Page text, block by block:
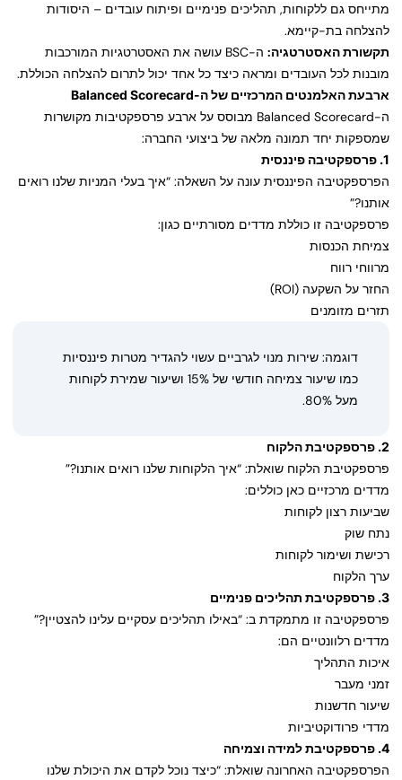
מתייחס גם ללקוחות, תהליכים פנימיים ופיתוח עובדים – היסודות
להצלחה בת-קיימא.
תקשורת האסטרטגיה:
ה-BSC עושה את האסטרטגיות המורכבות
מובנות לכל העובדים ומראה כיצד כל אחד יכול לתרום להצלחה הכוללת.
ארבעת האלמנטים המרכזיים של ה-Balanced Scorecard
ה-Balanced Scorecard מבוסס על ארבע פרספקטיבות מקושרות
שמספקות יחד תמונה מלאה של ביצועי החברה:
1. פרספקטיבה פיננסית
הפרספקטיבה הפיננסית עונה על השאלה: “איך בעלי המניות שלנו רואים
אותנו?”
פרספקטיבה זו כוללת מדדים מסורתיים כגון:
צמיחת הכנסות
מרווחי רווח
החזר על השקעה (ROI)
תזרים מזומנים
דוגמה: שירות מנוי לגרביים עשוי להגדיר מטרות פיננסיות
כמו שיעור צמיחה חודשי של 15% ושיעור שמירת לקוחות
מעל 80%.
2. פרספקטיבת הלקוח
פרספקטיבת הלקוח שואלת: “איך הלקוחות שלנו רואים אותנו?”
מדדים מרכזיים כאן כוללים:
שביעות רצון לקוחות
נתח שוק
רכישת ושימור לקוחות
ערך הלקוח
3. פרספקטיבת תהליכים פנימיים
פרספקטיבה זו מתמקדת ב: “באילו תהליכים עסקיים עלינו להצטיין?”
מדדים רלוונטיים הם:
איכות התהליך
זמני מעבר
שיעור חדשנות
מדדי פרודוקטיביות
4. פרספקטיבת למידה וצמיחה
הפרספקטיבה האחרונה שואלת: “כיצד נוכל לקדם את היכולת שלנו